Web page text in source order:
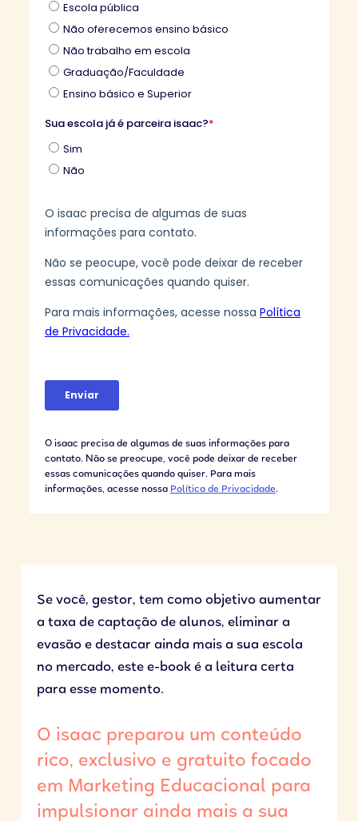
O isaac precisa de algumas de suas informações para
contato. Não se preocupe, você pode deixar de receber
essas comunicações quando quiser. Para mais
informações, acesse nossa Política de Privacidade.
Se você, gestor, tem como objetivo aumentar
a taxa de captação de alunos, eliminar a
evasão e destacar ainda mais a sua escola
no mercado, este e-book é a leitura certa
para esse momento.
O isaac preparou um conteúdo
rico, exclusivo e gratuito focado
em Marketing Educacional para
impulsionar ainda mais a sua